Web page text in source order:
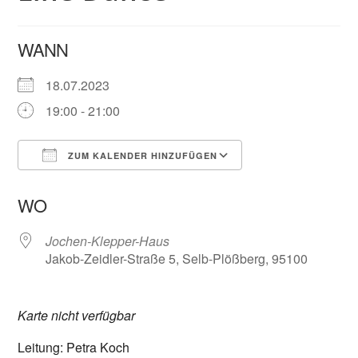
WANN
18.07.2023
19:00 - 21:00
ZUM KALENDER HINZUFÜGEN
WO
Jochen-Klepper-Haus
Jakob-Zeidler-Straße 5, Selb-Plößberg, 95100
Karte nicht verfügbar
Leitung: Petra Koch